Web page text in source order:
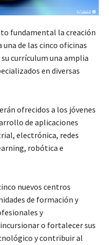
fundamental la creación
de las cinco oficinas
currículum una amplia
en diversas
ofrecidos a los jóvenes
de aplicaciones
electrónica, redes
robótica e
nuevos centros
de formación y
y
o fortalecer sus
y contribuir al